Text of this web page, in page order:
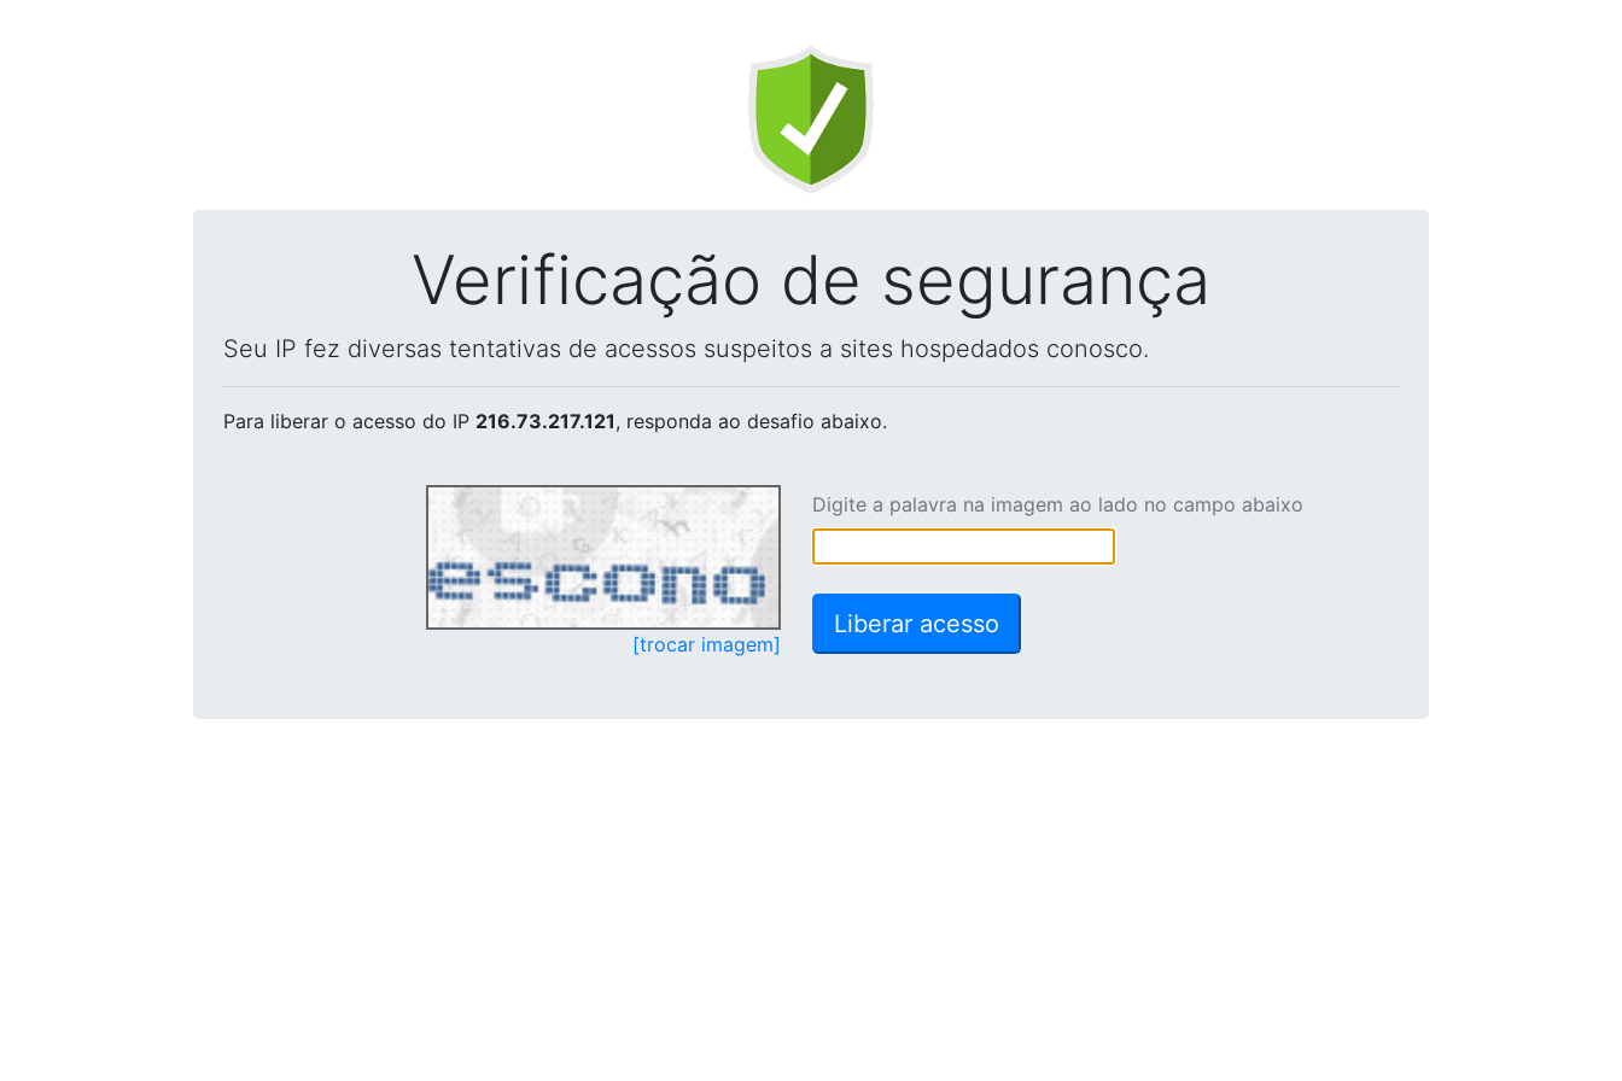
Verificação de segurança
Seu IP fez diversas tentativas de acessos suspeitos a sites hospedados conosco.
Para liberar o acesso do IP 216.73.217.121, responda ao desafio abaixo.
[trocar imagem]
Digite a palavra na imagem ao lado no campo abaixo